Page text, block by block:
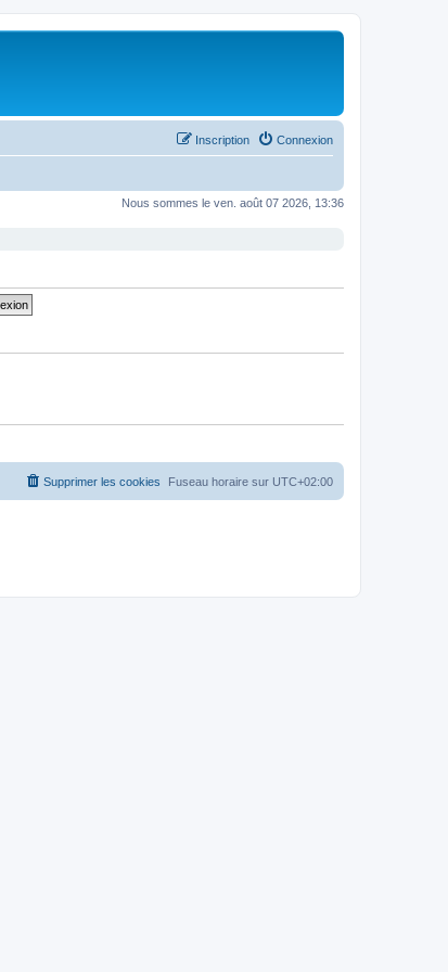
Connexion
Inscription
Nous sommes le ven. août 07 2026, 13:36
Fuseau horaire sur UTC+02:00
Supprimer les cookies